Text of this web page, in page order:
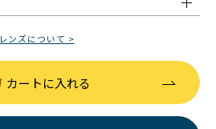
レンズについて >
カートに入れる